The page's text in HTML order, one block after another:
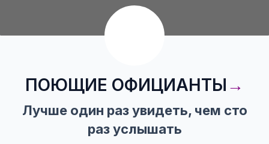
ПОЮЩИЕ ОФИЦИАНТЫ →
Лучше один раз увидеть, чем сто
раз услышать